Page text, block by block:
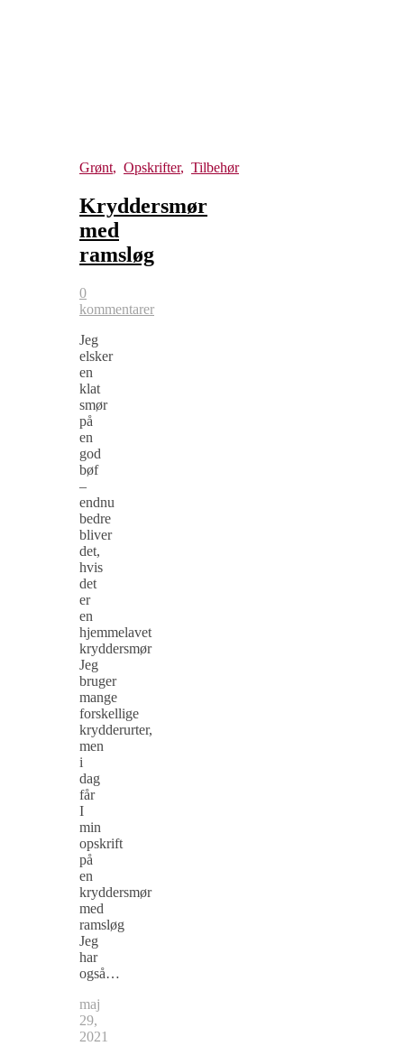
Grønt, Opskrifter, Tilbehør
Kryddersmør
med
ramsløg
0
kommentarer
Jeg
elsker
en
klat
smør
på
en
god
bøf
–
endnu
bedre
bliver
det,
hvis
det
er
en
hjemmelavet
kryddersmør
Jeg
bruger
mange
forskellige
krydderurter,
men
i
dag
får
I
min
opskrift
på
en
kryddersmør
med
ramsløg
Jeg
har
også…
maj
29,
2021